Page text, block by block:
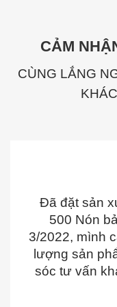
CẢM
CÙNG LẮNG
Đã đặt sản
500 Nón
3/2022, mình
lượng sản
sóc tư vấn